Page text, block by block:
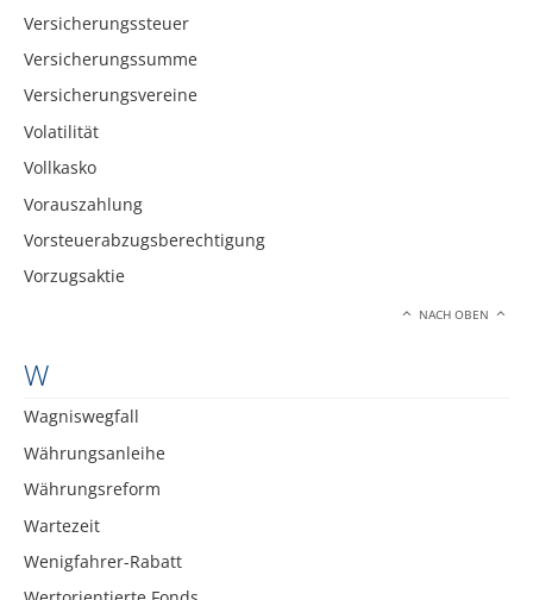
Versicherungssteuer
Versicherungssumme
Versicherungsvereine
Volatilität
Vollkasko
Vorauszahlung
Vorsteuerabzugsberechtigung
Vorzugsaktie
NACH OBEN
W
Wagniswegfall
Währungsanleihe
Währungsreform
Wartezeit
Wenigfahrer-Rabatt